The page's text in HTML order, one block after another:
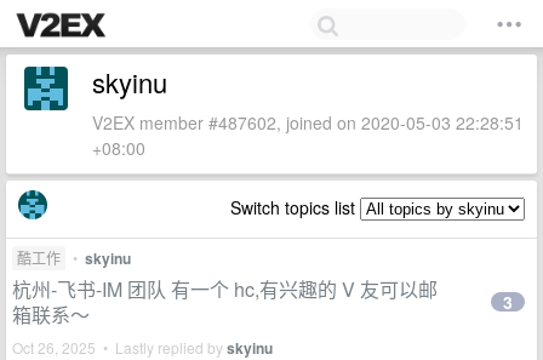
skyinu
V2EX member #487602, joined on 2020-05-03 22:28:51
+08:00
Switch topics list
酷工作 • skyinu
杭州-飞书-IM 团队 有一个 hc,有兴趣的 V 友可以邮
箱联系～
Oct 26, 2025 • Lastly replied byskyinu
3